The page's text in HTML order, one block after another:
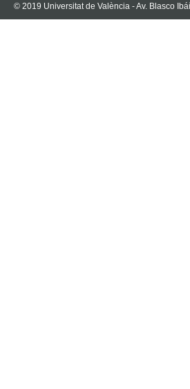
© 2019 Universitat de València - Av. Blasco